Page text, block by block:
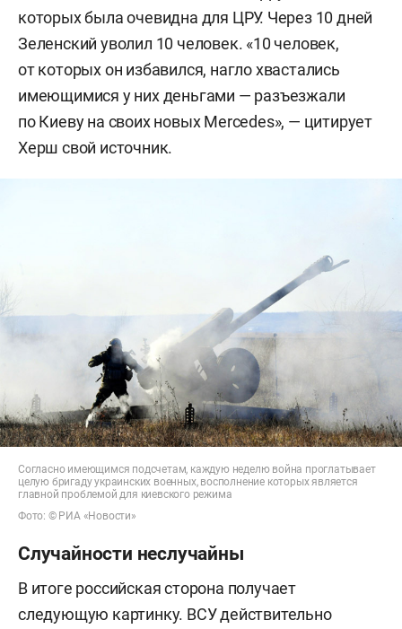
которых была очевидна для ЦРУ. Через 10 дней
Зеленский уволил 10 человек. «10 человек,
от которых он избавился, нагло хвастались
имеющимися у них деньгами — разъезжали
по Киеву на своих новых Mercedes», — цитирует
Херш свой источник.
Согласно имеющимся подсчетам, каждую неделю война проглатывает
целую бригаду украинских военных, восполнение которых является
главной проблемой для киевского режима
Фото: © РИА «Новости»
Случайности неслучайны
В итоге российская сторона получает
следующую картинку. ВСУ действительно